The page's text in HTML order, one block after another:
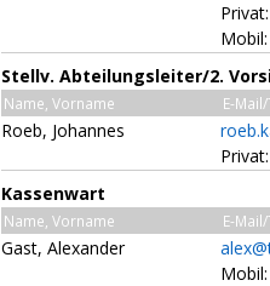
Stellv. Abteilungsleiter/2.
Name, Vorname E-
Roeb, Johannes
Kassenwart
Name, Vorname E-
Gast, Alexander